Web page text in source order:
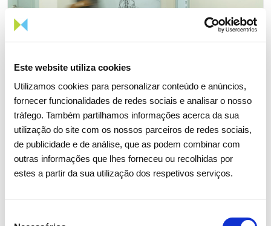
Este website utiliza cookies
Utilizamos cookies para personalizar conteúdo e anúncios,
fornecer funcionalidades de redes sociais e analisar o nosso
tráfego. Também partilhamos informações acerca da sua
utilização do site com os nossos parceiros de redes sociais,
de publicidade e de análise, que as podem combinar com
outras informações que lhes forneceu ou recolhidas por
estes a partir da sua utilização dos respetivos serviços.
06 JULHO 2026
Fitch sobe rating de longo prazo
da REN